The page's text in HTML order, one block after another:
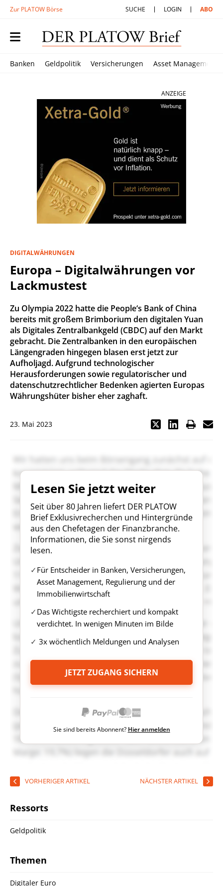
Zur PLATOW Börse SUCHE LOGIN ABO
Banken Geldpolitik Versicherungen Asset Management
ANZEIGE
DIGITALWÄHRUNGEN
Europa – Digitalwährungen vor
Lackmustest
Zu Olympia 2022 hatte die People‘s Bank of China
bereits mit großem Brimborium den digitalen Yuan
als Digitales Zentralbankgeld (CBDC) auf den Markt
gebracht. Die Zentralbanken in den europäischen
Längengraden hingegen blasen erst jetzt zur
Aufholjagd. Aufgrund technologischer
Herausforderungen sowie regulatorischer und
datenschutzrechtlicher Bedenken agierten Europas
Währungshüter bisher eher zaghaft.
23. Mai 2023
Lesen Sie jetzt weiter
Seit über 80 Jahren liefert DER PLATOW
Brief Exklusivrecherchen und Hintergründe
aus den Chefetagen der Finanzbranche.
Informationen, die Sie sonst nirgends
lesen.
Für Entscheider in Banken, Versicherungen,
Asset Management, Regulierung und der
Immobilienwirtschaft
Das Wichtigste recherchiert und kompakt
verdichtet. In wenigen Minuten im Bilde
3x wöchentlich Meldungen und Analysen
JETZT ZUGANG SICHERN
Sie sind bereits Abonnent? Hier anmelden
VORHERIGER ARTIKEL NÄCHSTER ARTIKEL
Ressorts
Geldpolitik
Themen
Digitaler Euro